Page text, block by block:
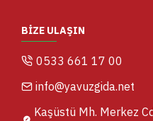
BIZE ULAŞIN
0533 661 17 00
info@yavuzgida.net
Kaşüstü Mh. Merkez